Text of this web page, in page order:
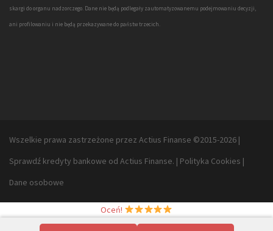
skargi do organu nadzorczego. Dane nie będą podlegały zautomatyzowanemu podejmowaniu decyzji,
ani profilowaniu i nie będą przekazywane do państw trzecich.
Wszelkie prawa zastrzeżone przez Actius Finanse ©2015-2026 |
Sprawdź kredyty bankowe od Actius Finanse. | Polityka Cookies |
Dane osobowe
Oceń!
◦Actius Finanse - Pożyczki pod zastaw nieruchomości